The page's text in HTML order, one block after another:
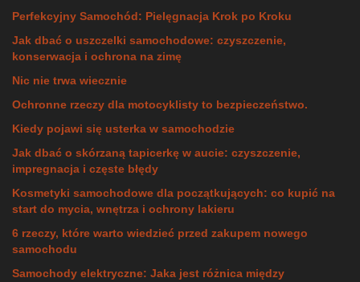
Perfekcyjny Samochód: Pielęgnacja Krok po Kroku
Jak dbać o uszczelki samochodowe: czyszczenie,
konserwacja i ochrona na zimę
Nic nie trwa wiecznie
Ochronne rzeczy dla motocyklisty to bezpieczeństwo.
Kiedy pojawi się usterka w samochodzie
Jak dbać o skórzaną tapicerkę w aucie: czyszczenie,
impregnacja i częste błędy
Kosmetyki samochodowe dla początkujących: co kupić na
start do mycia, wnętrza i ochrony lakieru
6 rzeczy, które warto wiedzieć przed zakupem nowego
samochodu
Samochody elektryczne: Jaka jest różnica między